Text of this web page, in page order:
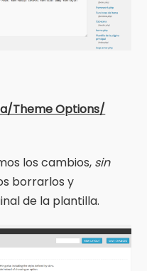
Theme Options/
los cambios, sin
borrarlos y
de la plantilla.